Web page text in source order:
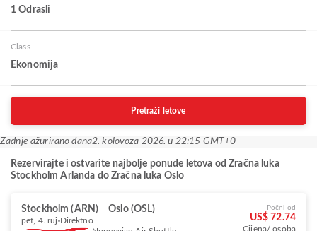
1 Odrasli
Class
Ekonomija
Pretraži letove
Zadnje ažurirano dana2. kolovoza 2026. u 22:15 GMT+0
Rezervirajte i ostvarite najbolje ponude letova od Zračna luka
Stockholm Arlanda do Zračna luka Oslo
Stockholm (ARN) Oslo (OSL)
pet, 4. ruj Direktno
Počni od
US$ 72.74
Cijena/ osoba